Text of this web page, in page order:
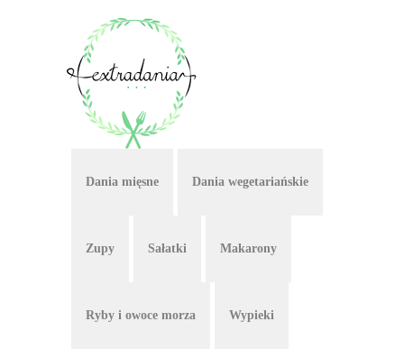
Dania mięsne Dania wegetariańskie
Zupy Sałatki Makarony
Ryby i owoce morza Wypieki